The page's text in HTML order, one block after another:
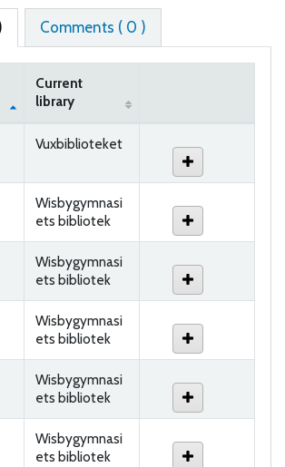
Comments ( 0 )
Current
library
Vuxbiblioteket
Wisbygymnasi
ets bibliotek
Wisbygymnasi
ets bibliotek
Wisbygymnasi
ets bibliotek
Wisbygymnasi
ets bibliotek
Wisbygymnasi
ets bibliotek